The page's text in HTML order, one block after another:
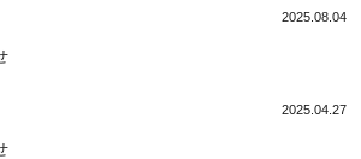
2025.08.04
2025.04.27